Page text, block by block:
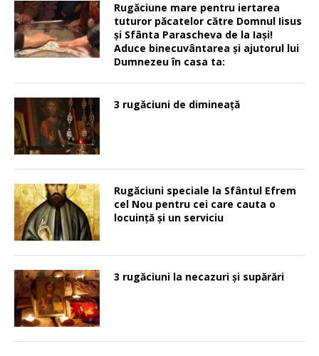
Rugăciune mare pentru iertarea
tuturor păcatelor către Domnul Iisus
şi Sfânta Parascheva de la Iaşi!
Aduce binecuvântarea şi ajutorul lui
Dumnezeu în casa ta:
3 rugăciuni de dimineață
Rugăciuni speciale la Sfântul Efrem
cel Nou pentru cei care cauta o
locuinţă şi un serviciu
3 rugăciuni la necazuri și supărări